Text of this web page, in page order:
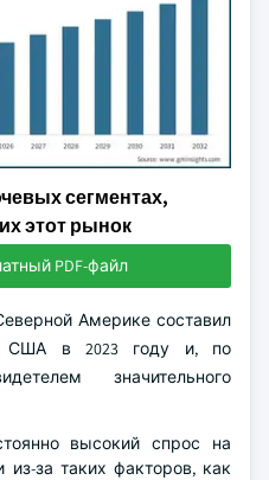
сегментах,
этот рынок
PDF-файл
Америке составил
США в 2023 году и, по
значительного
высокий спрос на
за таких факторов, как